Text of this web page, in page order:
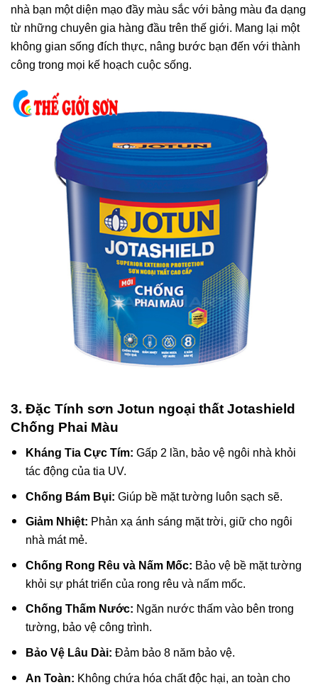
nhà bạn một diện mạo đầy màu sắc với bảng màu đa dạng
từ những chuyên gia hàng đầu trên thế giới. Mang lại một
không gian sống đích thực, nâng bước bạn đến với thành
công trong mọi kế hoạch cuộc sống.
3. Đặc Tính sơn Jotun ngoại thất Jotashield
Chống Phai Màu
Kháng Tia Cực Tím: Gấp 2 lần, bảo vệ ngôi nhà khỏi
tác động của tia UV.
Chống Bám Bụi: Giúp bề mặt tường luôn sạch sẽ.
Giảm Nhiệt: Phản xạ ánh sáng mặt trời, giữ cho ngôi
nhà mát mẻ.
Chống Rong Rêu và Nấm Mốc: Bảo vệ bề mặt tường
khỏi sự phát triển của rong rêu và nấm mốc.
Chống Thấm Nước: Ngăn nước thấm vào bên trong
tường, bảo vệ công trình.
Bảo Vệ Lâu Dài: Đảm bảo 8 năm bảo vệ.
An Toàn: Không chứa hóa chất độc hại, an toàn cho